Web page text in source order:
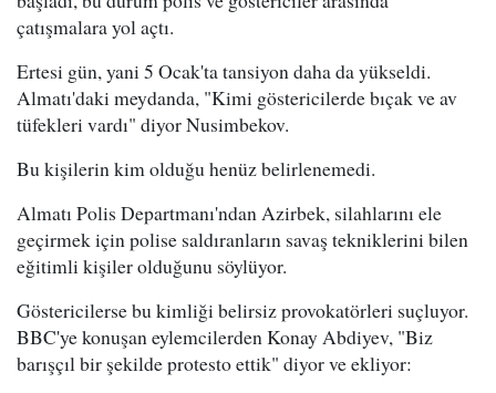
çatışmalara yol açtı.
Ertesi gün, yani 5 Ocak'ta tansiyon daha da yükseldi.
Almatı'daki meydanda, "Kimi göstericilerde bıçak ve av
tüfekleri vardı" diyor Nusimbekov.
Bu kişilerin kim olduğu henüz belirlenemedi.
Almatı Polis Departmanı'ndan Azirbek, silahlarını ele
geçirmek için polise saldıranların savaş tekniklerini bilen
eğitimli kişiler olduğunu söylüyor.
Göstericilerse bu kimliği belirsiz provokatörleri suçluyor.
BBC'ye konuşan eylemcilerden Konay Abdiyev, "Biz
barışçıl bir şekilde protesto ettik" diyor ve ekliyor: